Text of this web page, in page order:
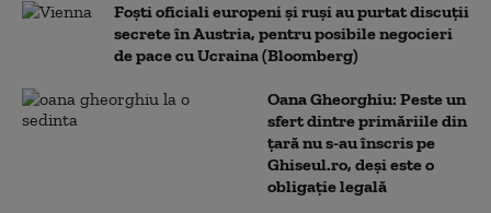
Foști oficiali europeni și ruși au purtat discuții
secrete în Austria, pentru posibile negocieri
de pace cu Ucraina (Bloomberg)
Oana Gheorghiu: Peste un
sfert dintre primăriile din
țară nu s-au înscris pe
Ghiseul.ro, deși este o
obligație legală